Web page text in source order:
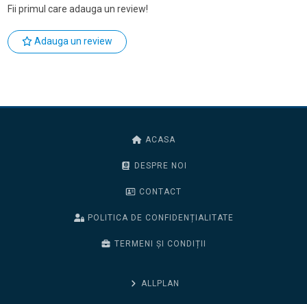
Fii primul care adauga un review!
Adauga un review
ACASA
DESPRE NOI
CONTACT
POLITICA DE CONFIDENȚIALITATE
TERMENI ȘI CONDIȚII
ALLPLAN